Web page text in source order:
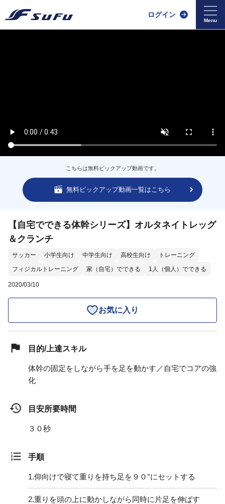
ログイン
こちらは無料ピックアップ動画です。
無料ピックアップ動画一覧はこちら
【自宅でできる体幹シリーズ】オルタネイトレッグ
＆クランチ
サッカー 小学生向け 中学生向け 高校生向け
トレーニング
フィジカルトレーニング
家（自宅）でできる 1人（個人）でできる
2020/03/10
お気に入り
目的/上達スキル
体幹の固定をしながら手を足を動かす／自宅でコアの強
化
目安所要時間
３０秒
手順
1.仰向けで寝て重りを持ち足を９０°にセットする
2.重りを頭の上に動かしながら同時に片足を伸ばす